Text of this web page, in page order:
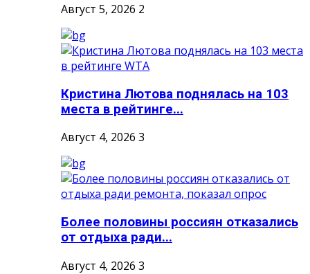
Август 5, 2026 2
Кристина Лютова поднялась на 103
места в рейтинге...
Август 4, 2026 3
Более половины россиян отказались
от отдыха ради...
Август 4, 2026 3